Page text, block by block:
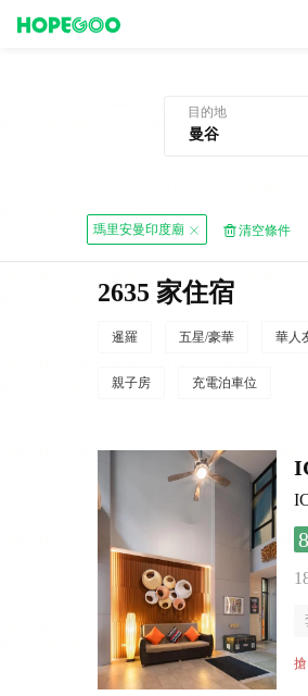
目的地
瑪里安曼印度廟 清空條件
2635 家住宿
暹羅 五星/豪華 華人
親子房 充電泊車位